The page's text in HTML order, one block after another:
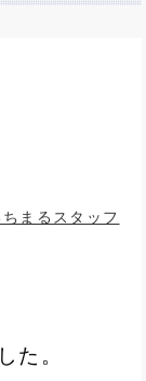
ちまるスタッフ
た。